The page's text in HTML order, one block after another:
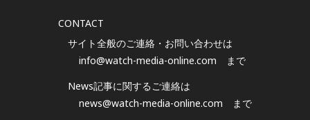
CONTACT
サイト全般のご連絡・お問い合わせは
info@watch-media-online.com まで
News記事に関するご連絡は
news@watch-media-online.com まで